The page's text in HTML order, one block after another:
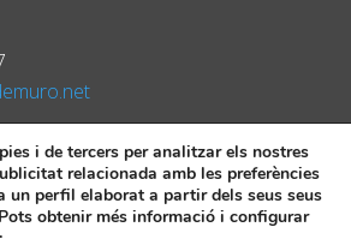
i de tercers per analitzar els nostres
relacionada amb les preferències
un perfil elaborat a partir dels seus seus
obtenir més informació i configurar